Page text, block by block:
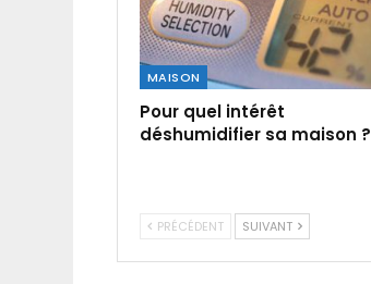
MAISON
Pour quel intérêt
déshumidifier sa maison ?
PRÉCÉDENT SUIVANT